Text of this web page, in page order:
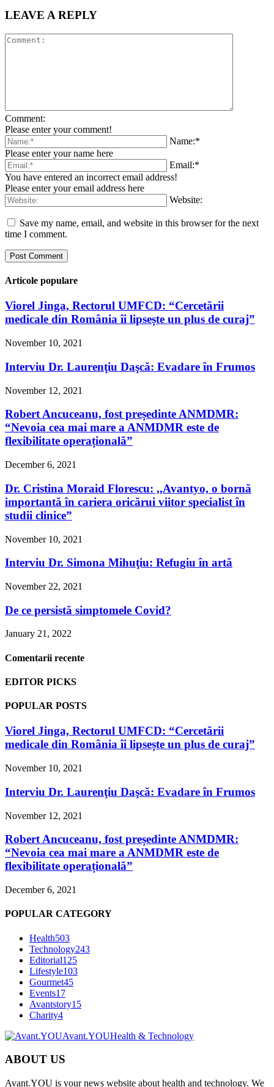
LEAVE A REPLY
Comment:
Please enter your comment!
Name:*
Please enter your name here
Email:*
You have entered an incorrect email address!
Please enter your email address here
Website:
Save my name, email, and website in this browser for the next
time I comment.
Articole populare
Viorel Jinga, Rectorul UMFCD: “Cercetării
medicale din România îi lipsește un plus de curaj”
November 10, 2021
Interviu Dr. Laurenţiu Daşcă: Evadare în Frumos
November 12, 2021
Robert Ancuceanu, fost președinte ANMDMR:
“Nevoia cea mai mare a ANMDMR este de
flexibilitate operațională”
December 6, 2021
Dr. Cristina Moraid Florescu: ,,Avantyo, o bornă
importantă în cariera oricărui viitor specialist în
studii clinice”
November 10, 2021
Interviu Dr. Simona Mihuţiu: Refugiu în artă
November 22, 2021
De ce persistă simptomele Covid?
January 21, 2022
Comentarii recente
EDITOR PICKS
POPULAR POSTS
Viorel Jinga, Rectorul UMFCD: “Cercetării
medicale din România îi lipsește un plus de curaj”
November 10, 2021
Interviu Dr. Laurenţiu Daşcă: Evadare în Frumos
November 12, 2021
Robert Ancuceanu, fost președinte ANMDMR:
“Nevoia cea mai mare a ANMDMR este de
flexibilitate operațională”
December 6, 2021
POPULAR CATEGORY
Health503
Technology243
Editorial125
Lifestyle103
Gourmet45
Events17
Avantstory15
Charity4
Avant.YOUHealth & Technology
ABOUT US
Avant.YOU is your news website about health and technology. We